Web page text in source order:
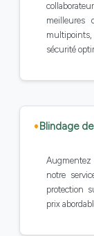
meilleures
sécurité
Blindage
Augmentez
notre
protection
prix